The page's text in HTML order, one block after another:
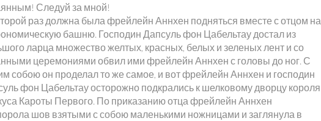
Следуй за мной!
раз должна была фрейлейн Аннхен подняться вместе с отцом на
башню. Господин Дапсуль фон Цабельтау достал из
ларца множество желтых, красных, белых и зеленых лент и со
церемониями обвил ими фрейлейн Аннхен с головы до ног. С
собою он проделал то же самое, и вот фрейлейн Аннхен и господин
фон Цабельтау осторожно подкрались к шелковому дворцу короля
Кароты Первого. По приказанию отца фрейлейн Аннхен
шов взятыми с собою маленькими ножницами и заглянула в